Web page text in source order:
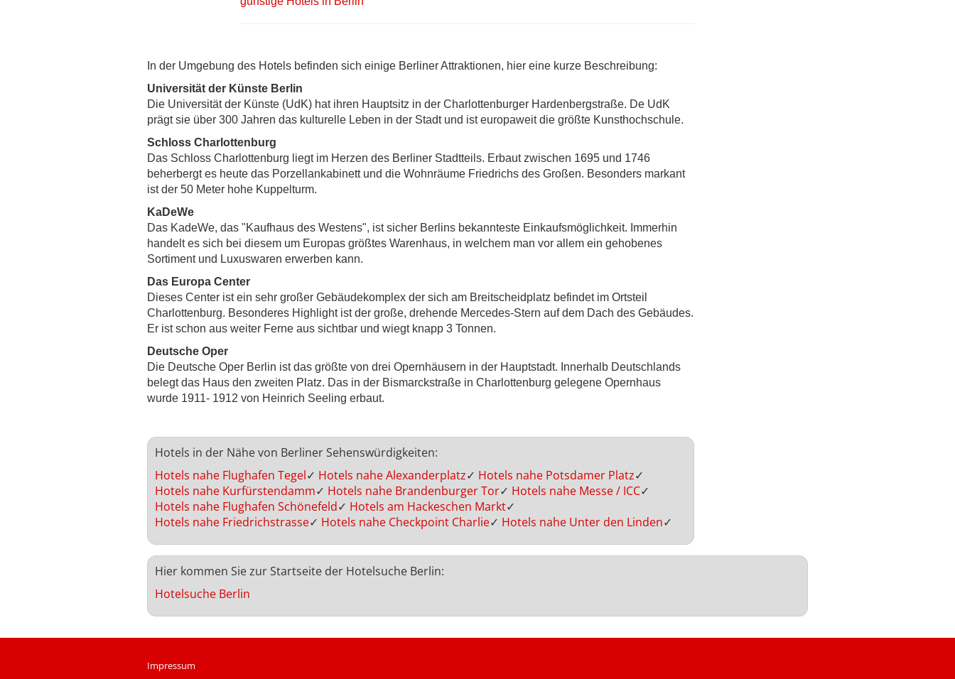
In der Umgebung des Hotels befinden sich einige Berliner Attraktionen, hier eine kurze Beschreibung:
Universität der Künste Berlin
Die Universität der Künste (UdK) hat ihren Hauptsitz in der Charlottenburger Hardenbergstraße. De UdK
prägt sie über 300 Jahren das kulturelle Leben in der Stadt und ist europaweit die größte Kunsthochschule.
Schloss Charlottenburg
Das Schloss Charlottenburg liegt im Herzen des Berliner Stadtteils. Erbaut zwischen 1695 und 1746
beherbergt es heute das Porzellankabinett und die Wohnräume Friedrichs des Großen. Besonders markant
ist der 50 Meter hohe Kuppelturm.
KaDeWe
Das KadeWe, das "Kaufhaus des Westens", ist sicher Berlins bekannteste Einkaufsmöglichkeit. Immerhin
handelt es sich bei diesem um Europas größtes Warenhaus, in welchem man vor allem ein gehobenes
Sortiment und Luxuswaren erwerben kann.
Das Europa Center
Dieses Center ist ein sehr großer Gebäudekomplex der sich am Breitscheidplatz befindet im Ortsteil
Charlottenburg. Besonderes Highlight ist der große, drehende Mercedes-Stern auf dem Dach des Gebäudes.
Er ist schon aus weiter Ferne aus sichtbar und wiegt knapp 3 Tonnen.
Deutsche Oper
Die Deutsche Oper Berlin ist das größte von drei Opernhäusern in der Hauptstadt. Innerhalb Deutschlands
belegt das Haus den zweiten Platz. Das in der Bismarckstraße in Charlottenburg gelegene Opernhaus
wurde 1911- 1912 von Heinrich Seeling erbaut.
Hotels in der Nähe von Berliner Sehenswürdigkeiten:
Hotels nahe Flughafen Tegel✓ Hotels nahe Alexanderplatz✓ Hotels nahe Potsdamer Platz✓
Hotels nahe Kurfürstendamm✓ Hotels nahe Brandenburger Tor✓ Hotels nahe Messe / ICC✓
Hotels nahe Flughafen Schönefeld✓ Hotels am Hackeschen Markt✓
Hotels nahe Friedrichstrasse✓ Hotels nahe Checkpoint Charlie✓ Hotels nahe Unter den Linden✓
Hier kommen Sie zur Startseite der Hotelsuche Berlin:
Hotelsuche Berlin
Impressum